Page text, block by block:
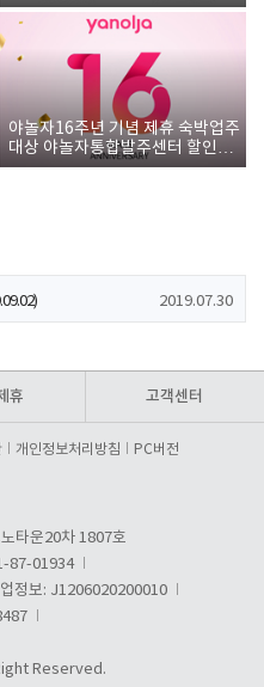
야놀자16주년 기념 제휴 숙박업주
대상 야놀자통합발주센터 할인쿠
폰 증정
2019.07.30
휴 고객센터
개인정보처리방침 PC버전
타운20차 1807호
87-01934
정보: J1206020200010
Reserved.